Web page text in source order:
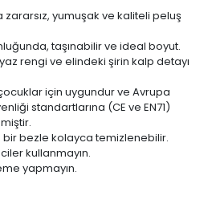
zararsız, yumuşak ve kaliteli peluş
taşınabilir ve ideal boyut.
rengi ve elindeki şirin kalp detayı
için uygundur ve Avrupa
standartlarına (CE ve EN71)
bir bezle kolayca temizlenebilir.
kullanmayın.
yapmayın.